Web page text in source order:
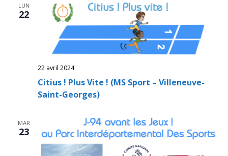
LUN
22
Citius ! Plus Vite ! (MS Sport – Villeneuve-
Saint-Georges)
22 avril 2024
MAR
23